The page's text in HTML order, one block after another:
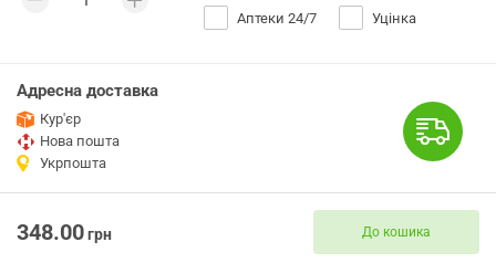
Аптеки 24/7 Уцінка
Адресна доставка
Кур'єр
Нова пошта
Укрпошта
348.00грн До кошика